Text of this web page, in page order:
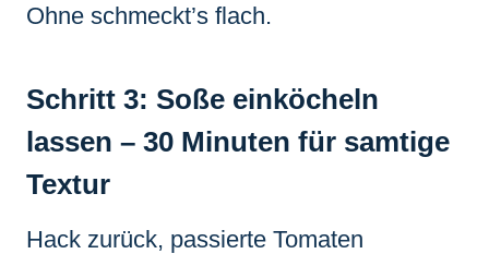
Ohne schmeckt’s flach.
Schritt 3: Soße einköcheln
lassen – 30 Minuten für samtige
Textur
Hack zurück, passierte Tomaten